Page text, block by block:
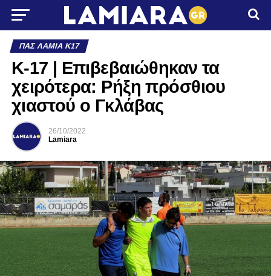
ΠΑΣ ΛΑΜΊΑ Κ17
Κ-17 | Επιβεβαιώθηκαν τα
χειρότερα: Ρήξη πρόσθιου
χιαστού ο Γκλάβας
26/10/2022
Lamiara